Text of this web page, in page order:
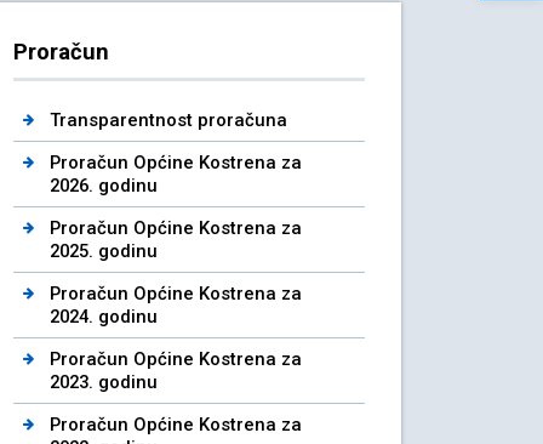
Proračun
Transparentnost proračuna
Proračun Općine Kostrena za
2026. godinu
Proračun Općine Kostrena za
2025. godinu
Proračun Općine Kostrena za
2024. godinu
Proračun Općine Kostrena za
2023. godinu
Proračun Općine Kostrena za